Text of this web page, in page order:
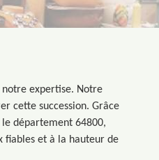
notre expertise. Notre
cette succession. Grâce
département 64800,
fiables et à la hauteur de